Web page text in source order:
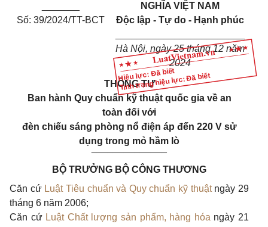
Hiệu lực: Đã biết
Tình trạng hiệu lực: Đã biết
Số: 39/2024/TT-BCT
NGHĨA VIỆT NAM
Độc lập - Tự do - Hạnh phúc
Hà Nội, ngày25tháng12 năm
2024
THÔNG TƯ
Ban hành Quy chuẩn kỹ thuật quốc gia về an
toàn đối với
đèn chiếu sáng phòng nổđiện áp đến 220 V sử
dụng trong mỏ hầm lò
______________
BỘ TRƯỞNG BỘ CÔNG THƯƠNG
Căn cứ Luật Tiêu chuẩn và Quy chuẩn kỹ thuậtngày 29
tháng 6 năm 2006;
Căn cứ Luật Chất lượng sản phẩm, hàng hóa ngày 21